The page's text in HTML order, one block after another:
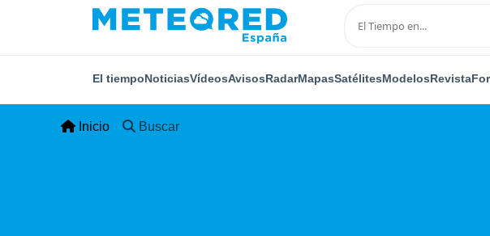
El tiempoNoticiasVídeosAvisosRadarMapasSatélitesModelosRevista
Inicio Buscar